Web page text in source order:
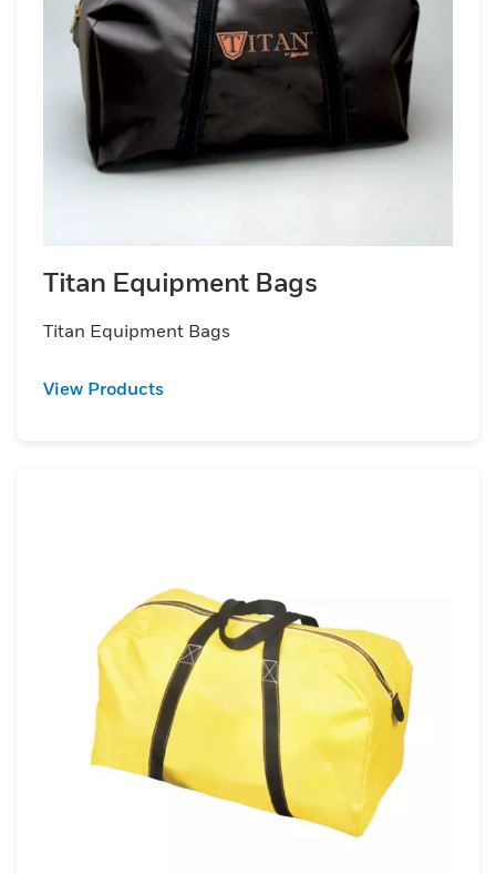
Titan Equipment Bags
Titan Equipment Bags
View Products